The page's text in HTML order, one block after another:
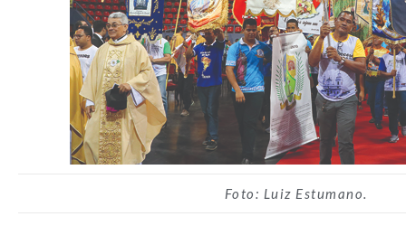
Foto: Luiz Estumano.